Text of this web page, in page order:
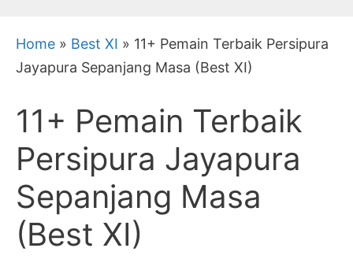
Home » Best XI » 11+ Pemain Terbaik Persipura
Jayapura Sepanjang Masa (Best XI)
11+ Pemain Terbaik
Persipura Jayapura
Sepanjang Masa
(Best XI)